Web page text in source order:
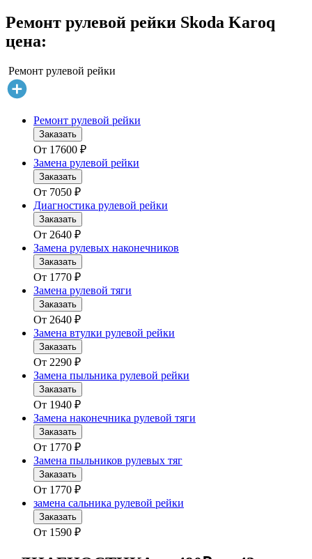
Ремонт рулевой рейки Skoda Karoq
цена:
Ремонт рулевой рейки
Ремонт рулевой рейки
Заказать
От 17600 ₽
Замена рулевой рейки
Заказать
От 7050 ₽
Диагностика рулевой рейки
Заказать
От 2640 ₽
Замена рулевых наконечников
Заказать
От 1770 ₽
Замена рулевой тяги
Заказать
От 2640 ₽
Замена втулки рулевой рейки
Заказать
От 2290 ₽
Замена пыльника рулевой рейки
Заказать
От 1940 ₽
Замена наконечника рулевой тяги
Заказать
От 1770 ₽
Замена пыльников рулевых тяг
Заказать
От 1770 ₽
замена сальника рулевой рейки
Заказать
От 1590 ₽